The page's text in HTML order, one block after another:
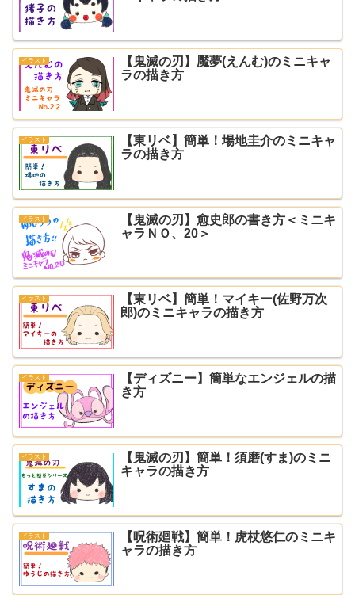
イラスト
【鬼滅の刃】魘夢(えんむ)のミニキャ
ラの描き方
イラスト
【東リベ】簡単！場地圭介のミニキャ
ラの描き方
イラスト
【鬼滅の刃】愈史郎の書き方＜ミニキ
ャラＮＯ、20＞
イラスト
【東リベ】簡単！マイキー(佐野万次
郎)のミニキャラの描き方
イラスト
【ディズニー】簡単なエンジェルの描
き方
イラスト
【鬼滅の刃】簡単！須磨(すま)のミニ
キャラの描き方
イラスト
【呪術廻戦】簡単！虎杖悠仁のミニキ
ャラの描き方